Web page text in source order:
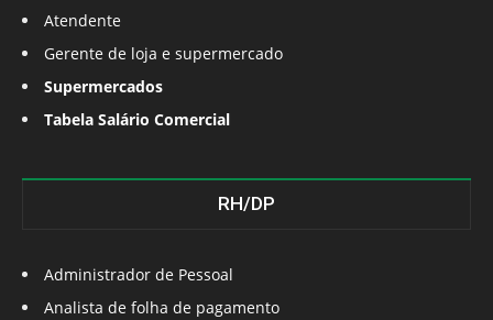
Atendente
Gerente de loja e supermercado
Supermercados
Tabela Salário Comercial
RH/DP
Administrador de Pessoal
Analista de folha de pagamento